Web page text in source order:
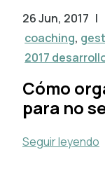
26 Jun, 2017 |
coaching,
2017
Cómo
para no
Seguir leyendo